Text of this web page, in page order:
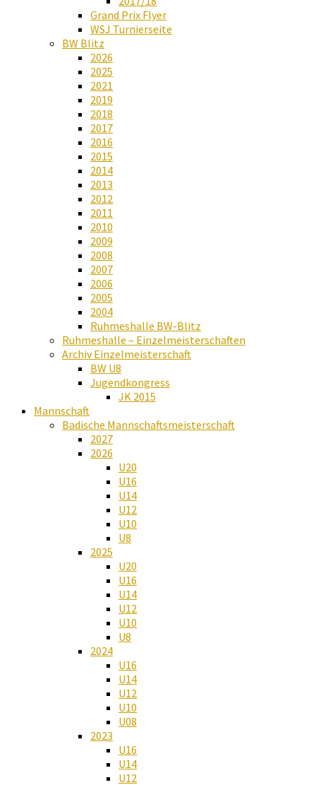
Grand Prix Flyer
WSJ Turnierseite
BW Blitz
2026
2025
2021
2019
2018
2017
2016
2015
2014
2013
2012
2011
2010
2009
2008
2007
2006
2005
2004
Ruhmeshalle BW-Blitz
Ruhmeshalle – Einzelmeisterschaften
Archiv Einzelmeisterschaft
BW U8
Jugendkongress
JK 2015
Mannschaft
Badische Mannschaftsmeisterschaft
2027
2026
U20
U16
U14
U12
U10
U8
2025
U20
U16
U14
U12
U10
U8
2024
U16
U14
U12
U10
U08
2023
U16
U14
U12